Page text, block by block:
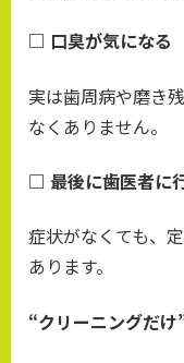
□ 口臭が気になる
実は歯周病や磨き
なくありません。
□ 最後に歯医者に
症状がなくても、
あります。
“クリーニングだ